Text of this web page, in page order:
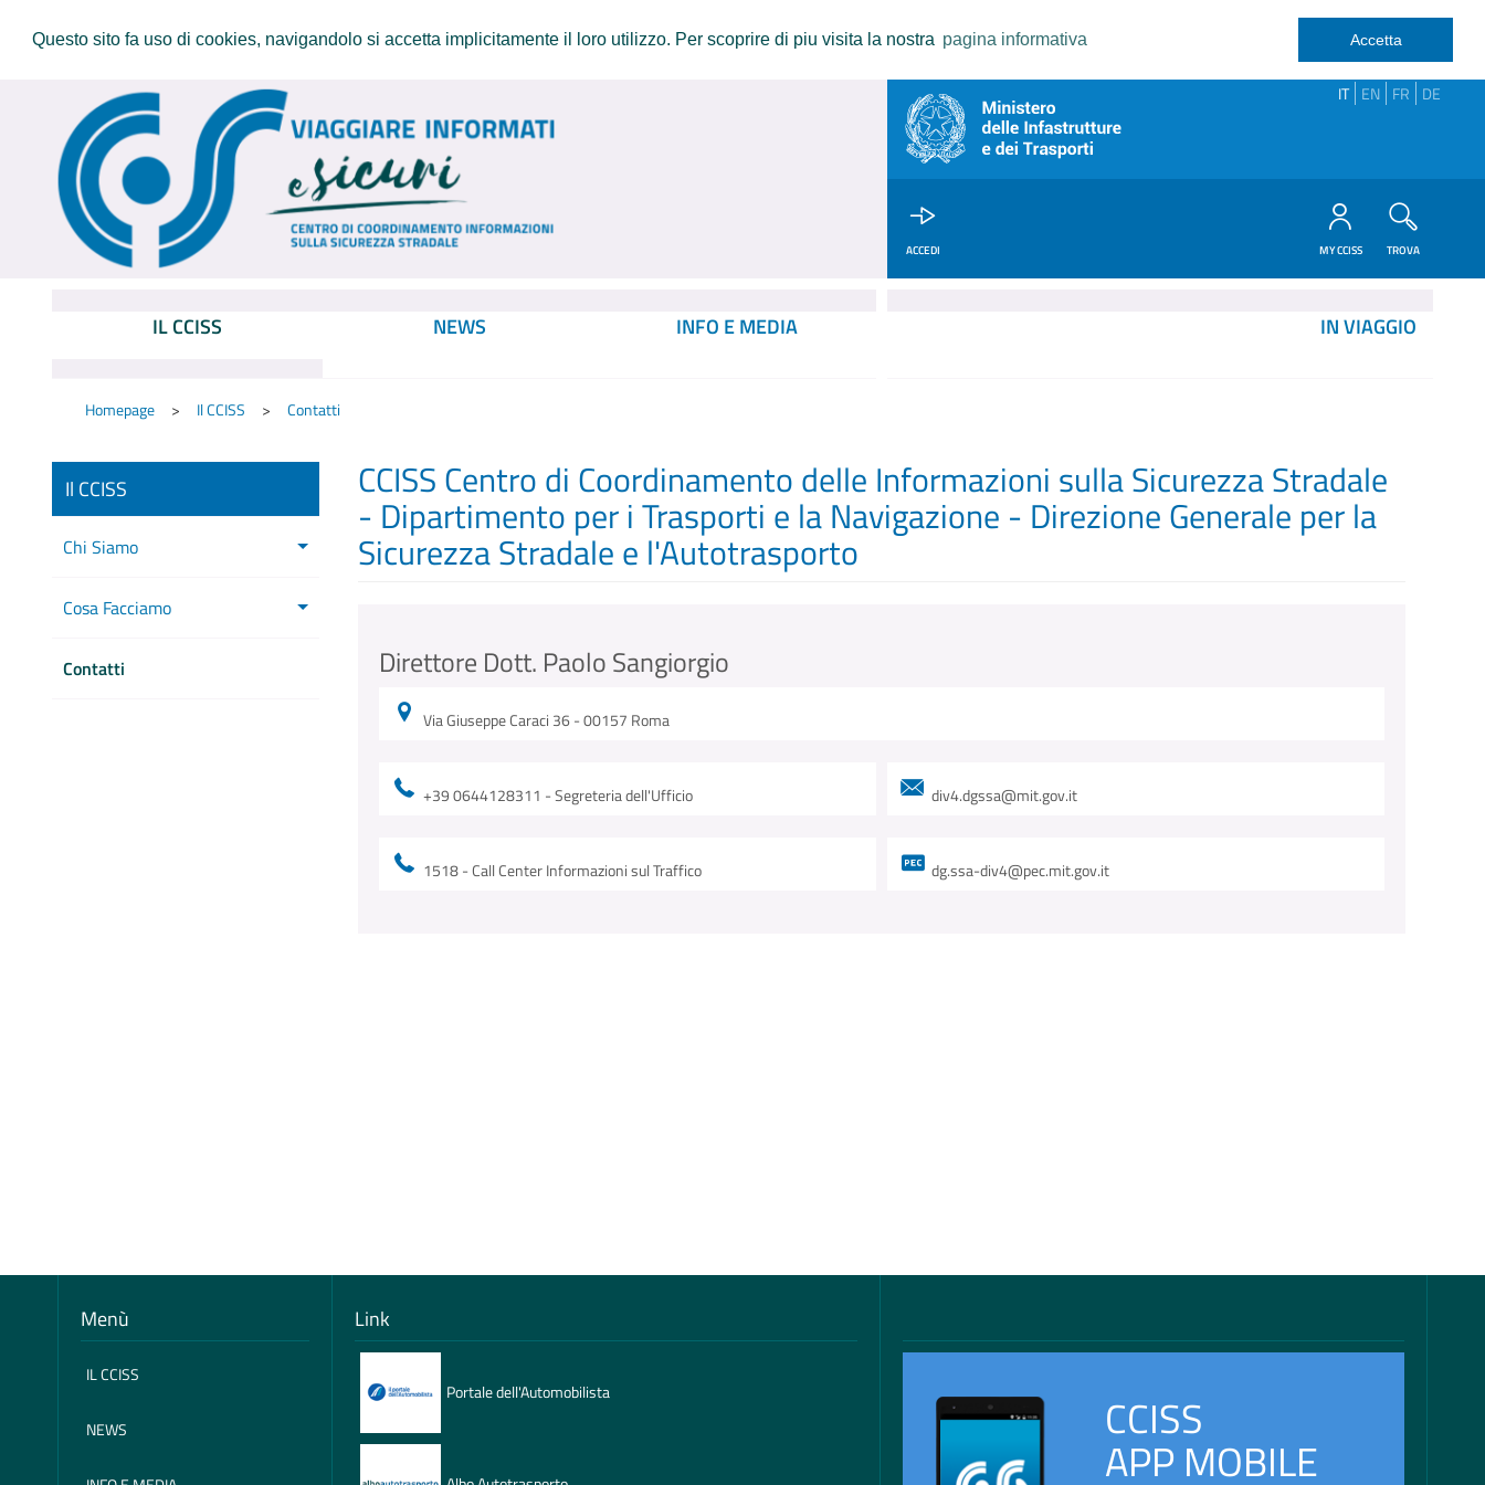
Questo sito fa uso di cookies, navigandolo si accetta implicitamente il loro utilizzo. Per scoprire di piu visita la nostra pagina informativa Accetta
IT EN FR DE
ACCEDI MY CCISS TROVA
IL CCISS NEWS INFO E MEDIA IN VIAGGIO
Homepage Il CCISS Contatti
Il CCISS
Chi Siamo
Cosa Facciamo
Contatti
CCISS Centro di Coordinamento delle Informazioni sulla Sicurezza Stradale
- Dipartimento per i Trasporti e la Navigazione - Direzione Generale per la
Sicurezza Stradale e l'Autotrasporto
Direttore Dott. Paolo Sangiorgio
Via Giuseppe Caraci 36 - 00157 Roma
+39 0644128311 - Segreteria dell'Ufficio
1518 - Call Center Informazioni sul Traffico
div4.dgssa@mit.gov.it
dg.ssa-div4@pec.mit.gov.it
Menù
IL CCISS
NEWS
Link
Portale dell'Automobilista CCISS
APP MOBILE